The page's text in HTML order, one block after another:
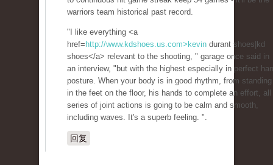
warriors team historical past record.
"I like everything <a
href= http://www.kdshoes.us.com>kevin durant shoes|kd
shoes</a> relevant to the shooting, " garage once said in
an interview, "but with the highest especially in perfect
posture. When your body is in good rhythm, from standing
in the feet on the floor, his hands to complete an effort, all
series of joint actions is going to be calm and smooth,
including waves. It's a superb feeling. ".
回复